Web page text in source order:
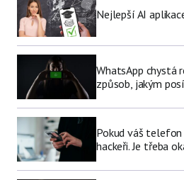
Nejlepší AI
WhatsApp chystá
způsob, jakým
Pokud váš
hackeři. Je třeba